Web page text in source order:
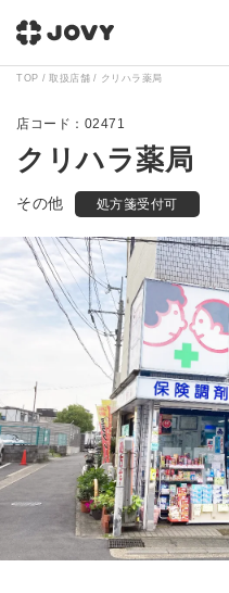
TOP 取扱店舗 クリハラ薬局
02471
クリハラ薬局
その他 処方箋受付可